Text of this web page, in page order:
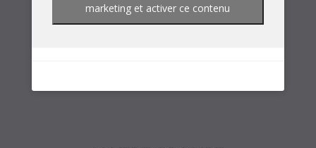
marketing et activer ce contenu